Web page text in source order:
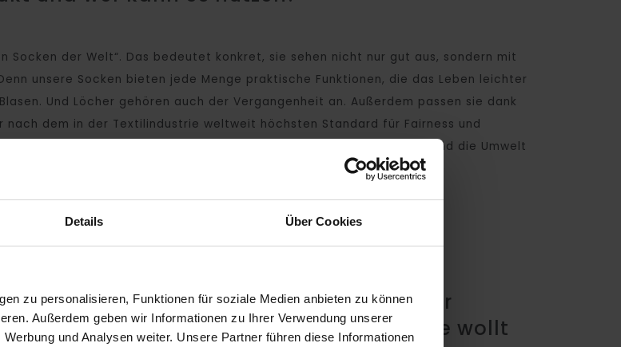
Details Über Cookies
zu personalisieren, Funktionen für soziale Medien anbieten zu können
Außerdem geben wir Informationen zu Ihrer Verwendung unserer
und Analysen weiter. Unsere Partner führen diese Informationen
der Welt“. Das bedeutet konkret, sie sehen nicht nur gut aus, sondern mit
unsere Socken bieten jede Menge praktische Funktionen, die das Leben leichter
Und Löcher gehören auch der Vergangenheit an. Außerdem passen sie dank
nach dem in der Textilindustrie weltweit höchsten Standard für Fairness und
unserer Socken die Arbeitsbedingungen in den Fabriken verbessert und die Umwelt
gepflanzt.
Ihr
Was versprecht Ihr Euch von einer
Mitgliedschaft im INNOPORT – wie wollt